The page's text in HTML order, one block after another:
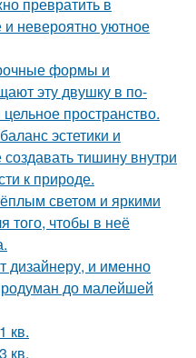
превратить в
невероятно уютное
формы и
эту двушку в по-
пространство.
эстетики и
тишину внутри
к природе.
светом и яркими
того, чтобы в неё
дизайнеру, и именно
до малейшей
кв.
кв.